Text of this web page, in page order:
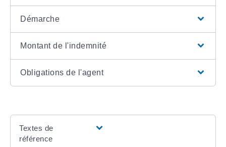
Démarche
Montant de l'indemnité
Obligations de l'agent
Textes de
référence